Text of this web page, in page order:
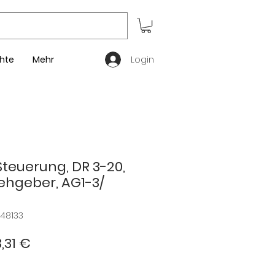
Login
Mehr
DR 3-20,
AG1-3/
€